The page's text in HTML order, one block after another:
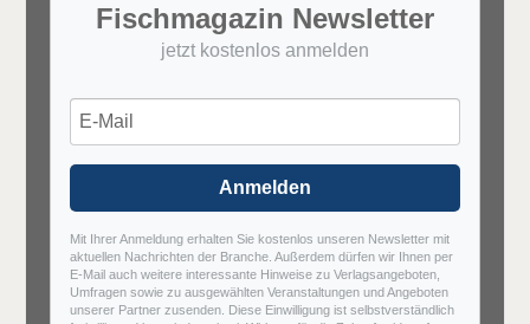
Fischmagazin Newsletter
jetzt kostenlos anmelden
Anmelden
Mit Ihrer Anmeldung erhalten Sie kostenlos unseren Newsletter mit
aktuellen Nachrichten der Branche. Außerdem dürfen wir Ihnen per
E-Mail auch weitere interessante Hinweise zu Verlagsangeboten,
Umfragen sowie zu ausgewählten Veranstaltungen und Angeboten
unserer Partner zusenden. Diese Einwilligung ist selbstverständlich